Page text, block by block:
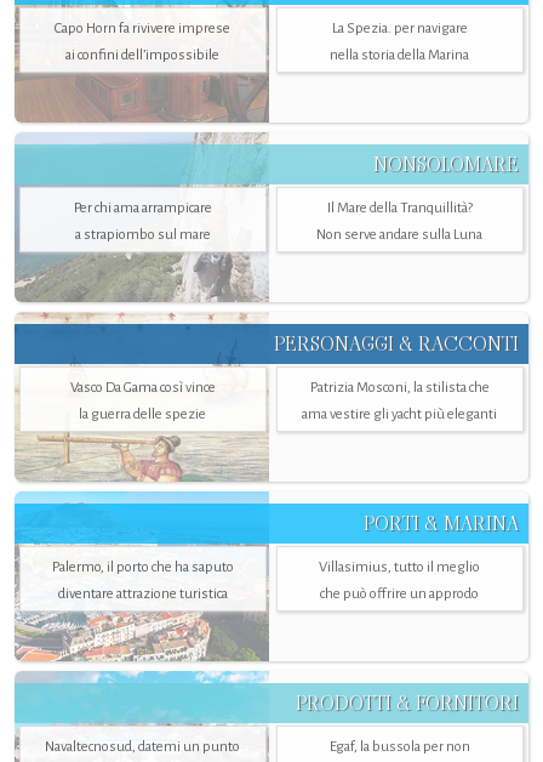
Capo Horn fa rivivere imprese
ai confini dell’impossibile
La Spezia. per navigare
nella storia della Marina
NONSOLOMARE
Per chi ama arrampicare
a strapiombo sul mare
Il Mare della Tranquillità?
Non serve andare sulla Luna
PERSONAGGI & RACCONTI
Vasco Da Gama così vince
la guerra delle spezie
Patrizia Mosconi, la stilista che
ama vestire gli yacht più eleganti
PORTI & MARINA
Palermo, il porto che ha saputo
diventare attrazione turistica
Villasimius, tutto il meglio
che può offrire un approdo
PRODOTTI & FORNITORI
Navaltecnosud, datemi un punto
Egaf, la bussola per non